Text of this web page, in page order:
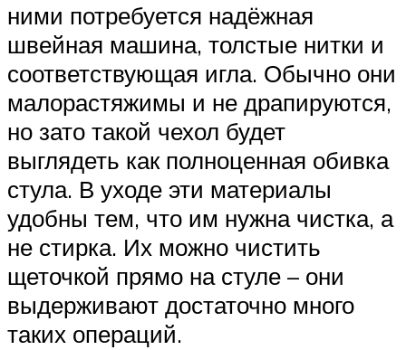
ними потребуется надёжная
швейная машина, толстые нитки и
соответствующая игла. Обычно они
малорастяжимы и не драпируются,
но зато такой чехол будет
выглядеть как полноценная обивка
стула. В уходе эти материалы
удобны тем, что им нужна чистка, а
не стирка. Их можно чистить
щеточкой прямо на стуле – они
выдерживают достаточно много
таких операций.